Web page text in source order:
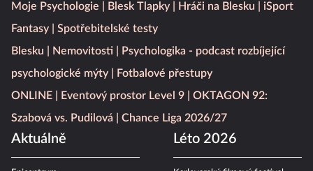
Moje Psychologie Blesk Tlapky Hráči na Blesku
iSport
Fantasy
Spotřebitelské testy
Blesku
Nemovitosti
Psychologika - podcast rozbíjející
psychologické mýty
Fotbalové přestupy
ONLINE
Eventový prostor Level 9
OKTAGON 92:
Szabová vs. Pudilová
Chance Liga 2026/27
Aktuálně Léto 2026